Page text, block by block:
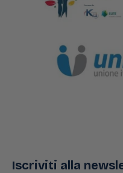
Iscriviti alla